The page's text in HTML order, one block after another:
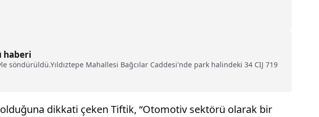
haberi
Mahallesi Bağcılar Caddesi'nde park halindeki 34 CIJ 719
dikkati çeken Tiftik, “Otomotiv sektörü olarak bir